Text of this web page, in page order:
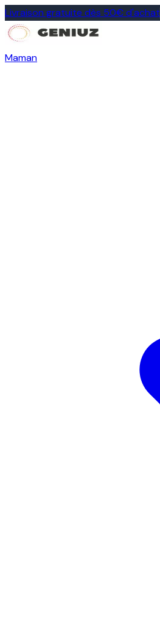
Livraison gratuite dès 50€ d'achat
Maman